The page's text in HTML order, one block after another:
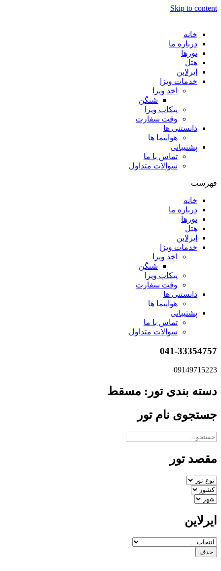
Skip to content
خانه
درباره ما
تورها
هتل
ایرلاین
خدمات ویزا
اخذ ویزا
شنگن
پیکاپ ویزا
وقت سفارت
دانستنی ها
هواپیما ها
پشتیبانی
تماس با ما
سوالات متداول
فهرست
خانه
درباره ما
تورها
هتل
ایرلاین
خدمات ویزا
اخذ ویزا
شنگن
پیکاپ ویزا
وقت سفارت
دانستنی ها
هواپیما ها
پشتیبانی
تماس با ما
سوالات متداول
041-33354757
09149715223
دسته بندی تور: مسقط
جستجوی نام تور
مقصد تور
ایرلاین
حذف